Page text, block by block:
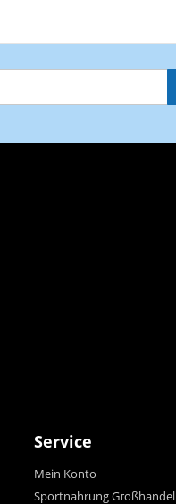
Service
Mein Konto
Sportnahrung Großhandel